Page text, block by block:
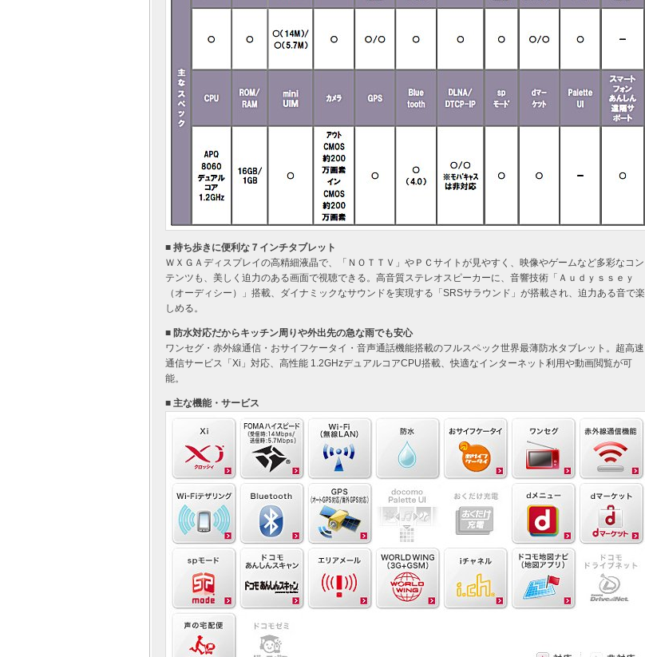
■ 持ち歩きに便利な７インチタブレット
ＷＸＧＡディスプレイの高精細液晶で、「ＮＯＴＴＶ」やＰＣサイトが見やすく、映像やゲームなど多彩なコン
テンツも、美しく迫力のある画面で視聴できる。高音質ステレオスピーカーに、音響技術「Ａｕｄｙｓｓｅｙ
（オーディシー）」搭載、ダイナミックなサウンドを実現する「SRSサラウンド」が搭載され、迫力ある音で楽
しめる。
■ 防水対応だからキッチン周りや外出先の急な雨でも安心
ワンセグ・赤外線通信・おサイフケータイ・音声通話機能搭載のフルスペック世界最薄防水タブレット。超高速
通信サービス「Xi」対応、高性能 1.2GHzデュアルコアCPU搭載、快適なインターネット利用や動画閲覧が可
能。
■ 主な機能・サービス